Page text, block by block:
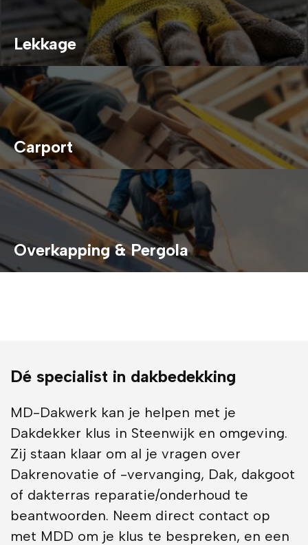
Lekkage
Carport
Overkapping & Pergola
Dé specialist in dakbedekking
MD-Dakwerk kan je helpen met je
Dakdekker klus in Steenwijk en omgeving.
Zij staan klaar om al je vragen over
Dakrenovatie of -vervanging, Dak, dakgoot
of dakterras reparatie/onderhoud te
beantwoorden. Neem direct contact op
met MDD om je klus te bespreken, en een